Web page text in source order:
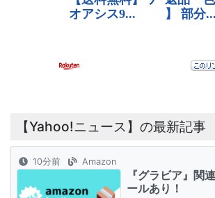
【Yahoo!ニュース】の最新記事
10分前 Amazon
『グラビア』関
ールあり！